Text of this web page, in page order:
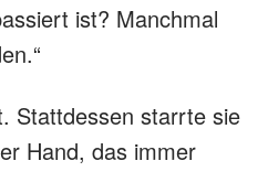
ist? Manchmal
Stattdessen starrte sie
Hand, das immer